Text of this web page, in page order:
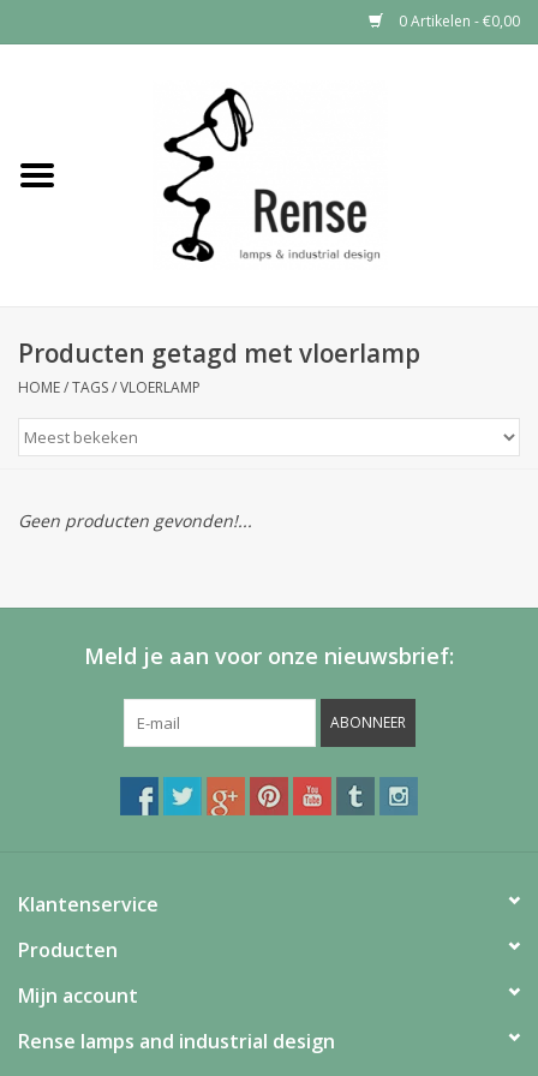
0 Artikelen - €0,00
Industrial lamps
Producten getagd met vloerlamp
HOME/TAGS/VLOERLAMP
Geen producten gevonden!...
Meld je aan voor onze nieuwsbrief:
ABONNEER
Klantenservice
Producten
Mijn account
Rense lamps and industrial design